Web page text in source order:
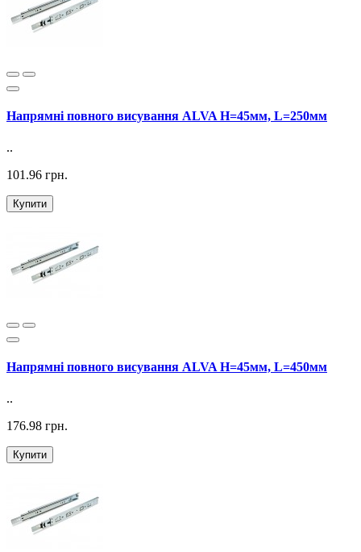
Напрямні повного висування ALVA H=45мм, L=250мм
..
101.96 грн.
Купити
Напрямні повного висування ALVA H=45мм, L=450мм
..
176.98 грн.
Купити